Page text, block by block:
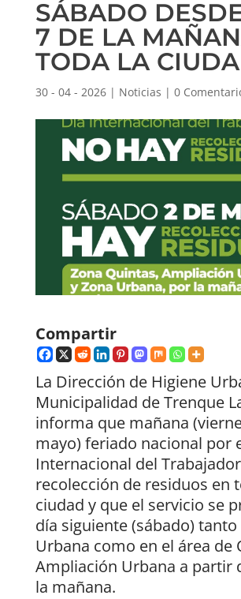
SÁBADO
7 DE LA
TODA LA
30 - 04 - 2026| Noticias | 0
Compartir
La Dirección de Higiene
Municipalidad de Trenque
informa que mañana
mayo) feriado nacional por
Internacional del
recolección de residuos en
ciudad y que el servicio se
día siguiente (sábado) tanto
Urbana como en el área de
Ampliación Urbana a partir
la mañana.